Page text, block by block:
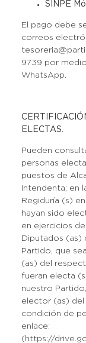
SINPE
El pago debe
correos
9739 por
WhatsApp.
ELECTAS.
Pueden
personas
puestos de
Intendenta; en
Regiduría (s)
hayan sido
en ejercicios
Diputados (as)
Partido, que
(as) del
fueran electa
nuestro
elector (as)
condición de
enlace:
(https://